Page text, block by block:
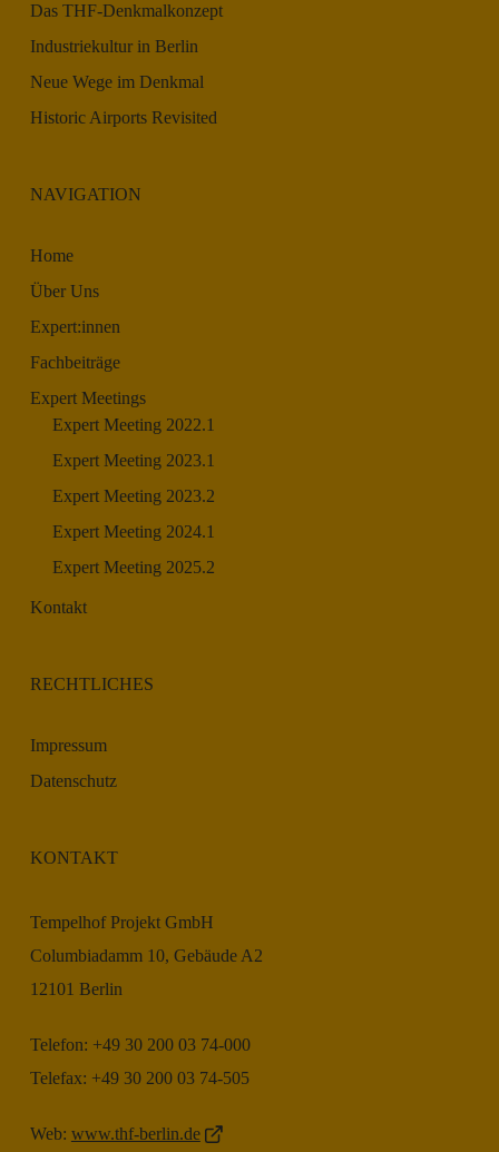
Das THF-Denkmalkonzept
Industriekultur in Berlin
Neue Wege im Denkmal
Historic Airports Revisited
NAVIGATION
Home
Über Uns
Expert:innen
Fachbeiträge
Expert Meetings
Expert Meeting 2022.1
Expert Meeting 2023.1
Expert Meeting 2023.2
Expert Meeting 2024.1
Expert Meeting 2025.2
Kontakt
RECHTLICHES
Impressum
Datenschutz
KONTAKT
Tempelhof Projekt GmbH
Columbiadamm 10, Gebäude A2
12101 Berlin
Telefon: +49 30 200 03 74-000
Telefax: +49 30 200 03 74-505
Web: www.thf-berlin.de